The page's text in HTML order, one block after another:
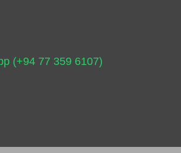
(+94 77 359 6107)